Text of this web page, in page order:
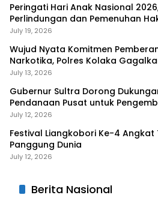
Peringati Hari Anak Nasional
Perlindungan dan Pemenuhan
July 19, 2026
Wujud Nyata Komitmen
Narkotika, Polres Kolaka
Sabu-Sabu
July 13, 2026
Gubernur Sultra Dorong
Pendanaan Pusat untuk
Liangkobhori
July 12, 2026
Festival Liangkobori Ke-4 Angkat
Panggung Dunia
July 12, 2026
Berita Nasional